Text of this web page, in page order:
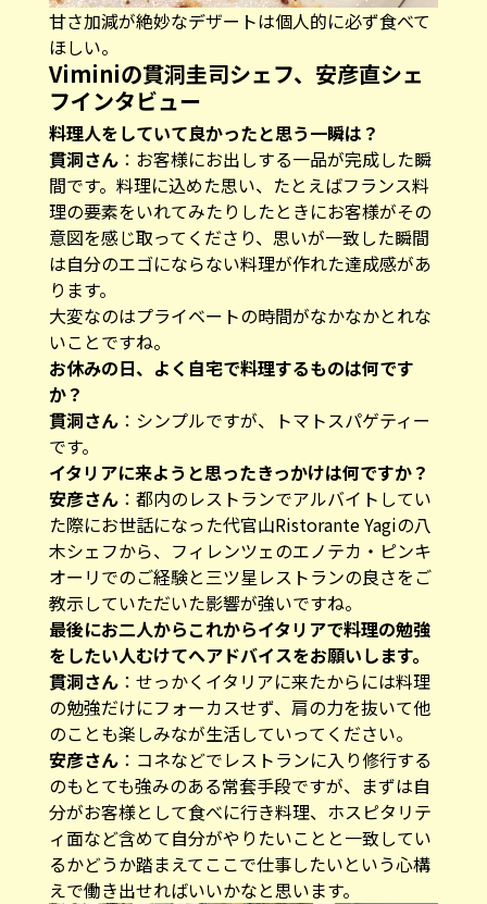
甘さ加減が絶妙なデザートは個人的に必ず食べて
ほしい。
Viminiの貫洞圭司シェフ、安彦直シェ
フインタビュー
―――料理人をしていて良かったと思う一瞬は？
貫洞さん：お客様にお出しする一品が完成した瞬
間です。料理に込めた思い、たとえばフランス料
理の要素をいれてみたりしたときにお客様がその
意図を感じ取ってくださり、思いが一致した瞬間
は自分のエゴにならない料理が作れた達成感があ
ります。
大変なのはプライベートの時間がなかなかとれな
いことですね。
―――お休みの日、よく自宅で料理するものは何です
か？
貫洞さん：シンプルですが、トマトスパゲティー
です。
―――イタリアに来ようと思ったきっかけは何ですか？
安彦さん：都内のレストランでアルバイトしてい
た際にお世話になった代官山Ristorante Yagiの八
木シェフから、フィレンツェのエノテカ・ピンキ
オーリでのご経験と三ツ星レストランの良さをご
教示していただいた影響が強いですね。
―――最後にお二人からこれからイタリアで料理の勉強
をしたい人むけてへアドバイスをお願いします。
貫洞さん：せっかくイタリアに来たからには料理
の勉強だけにフォーカスせず、肩の力を抜いて他
のことも楽しみなが生活していってください。
安彦さん：コネなどでレストランに入り修行する
のもとても強みのある常套手段ですが、まずは自
分がお客様として食べに行き料理、ホスピタリテ
ィ面など含めて自分がやりたいことと一致してい
るかどうか踏まえてここで仕事したいという心構
えで働き出せればいいかなと思います。